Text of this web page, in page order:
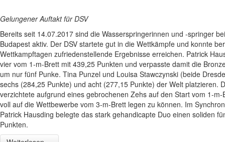
Gelungener Auftakt für DSV
Bereits seit 14.07.2017 sind die Wasserspringerinnen und -springer
Budapest aktiv. Der DSV startete gut in die Wettkämpfe und konnte
Wettkampftagen zufriedenstellende Ergebnisse erreichen. Patrick
vier vom 1-m-Brett mit 439,25 Punkten und verpasste damit die
um nur fünf Punke. Tina Punzel und Louisa Stawczynski (beide
sechs (284,25 Punkte) und acht (277,15 Punkte) der Welt platzieren.
verzichtete aufgrund eines gebrochenen Zehs auf den Start vom 1-
voll auf die Wettbewerbe vom 3-m-Brett legen zu können. Im
Patrick Hausding belegte das stark gehandicapte Duo einen soliden
Punkten.